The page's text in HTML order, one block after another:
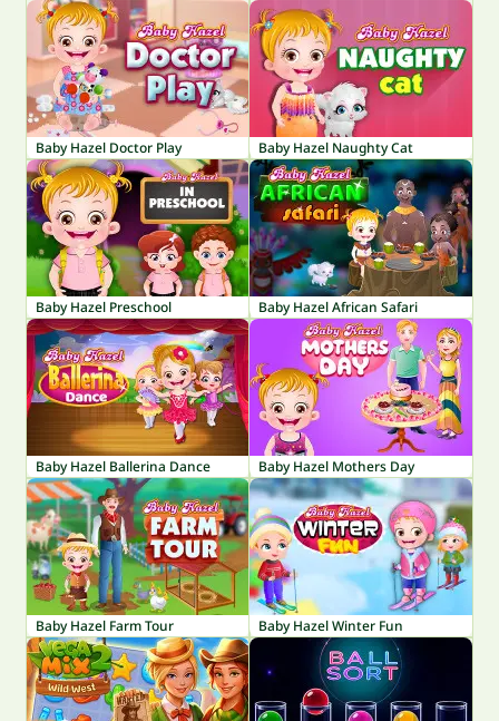
Baby Hazel Doctor Play Baby Hazel Naughty Cat
Baby Hazel Preschool Baby Hazel African Safari
Baby Hazel Ballerina Dance Baby Hazel Mothers Day
Baby Hazel Farm Tour Baby Hazel Winter Fun